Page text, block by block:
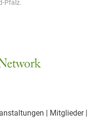
Pfalz.
| Mitglieder|